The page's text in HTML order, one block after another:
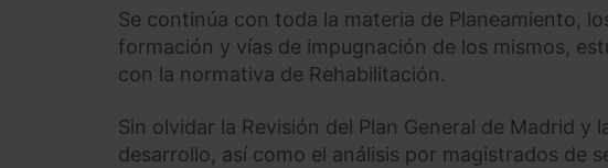
Se continúa con toda la materia de Planeamiento,
formación y vías de impugnación de los mismos,
con la normativa de Rehabilitación.
Sin olvidar la Revisión del Plan General de Madrid y
desarrollo, así como el análisis por magistrados de